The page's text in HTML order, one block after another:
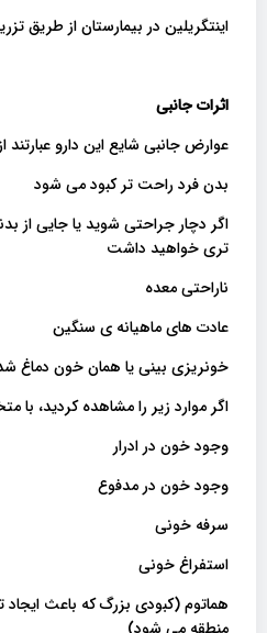
اینتگریلین در بیمارستان از طریق
اثرات جانبی
عوارض جانبی شایع این دارو عبارتند
بدن فرد راحت تر کبود می شود
اگر دچار جراحتی شوید یا جایی از
تری خواهید داشت
ناراحتی معده
عادت های ماهیانه ی سنگین
خونریزی بینی یا همان خون دماغ
اگر موارد زیر را مشاهده کردید،
وجود خون در ادرار
وجود خون در مدفوع
سرفه خونی
استفراغ خونی
هماتوم (کبودی بزرگ که باعث